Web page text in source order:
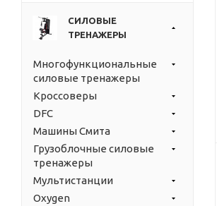
СИЛОВЫЕ
ТРЕНАЖЕРЫ
Многофункциональные
силовые тренажеры
Кроссоверы
DFC
Машины Смита
Грузоблочные силовые
тренажеры
Мультистанции
Oxygen